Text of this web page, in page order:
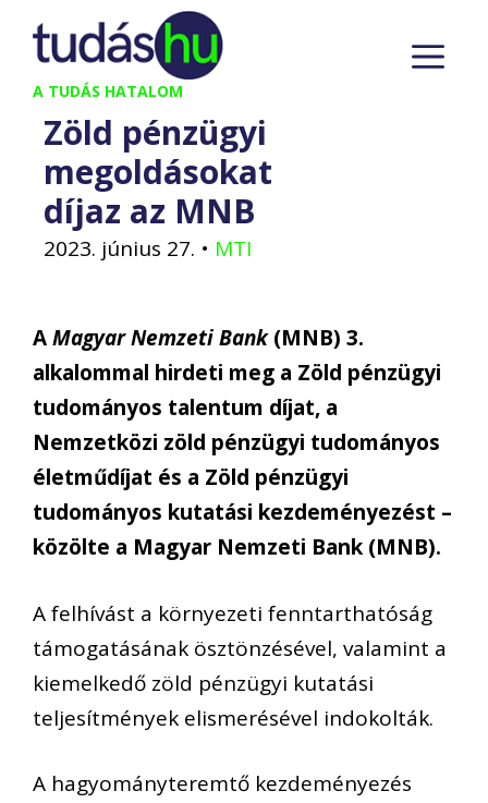
Kilépés
tartalomba
A TUDÁS HATALOM
Zöld pénzügyi
megoldásokat
díjaz az MNB
2023. június 27. • MTI
AMagyar Nemzeti Bank(MNB) 3.
alkalommal hirdeti meg a Zöld pénzügyi
tudományos talentum díjat, a
Nemzetközi zöld pénzügyi tudományos
életműdíjat és a Zöld pénzügyi
tudományos kutatási kezdeményezést –
közölte a Magyar Nemzeti Bank (MNB).
A felhívást a környezeti fenntarthatóság
támogatásának ösztönzésével, valamint a
kiemelkedő zöld pénzügyi kutatási
teljesítmények elismerésével indokolták.
A hagyományteremtő kezdeményezés